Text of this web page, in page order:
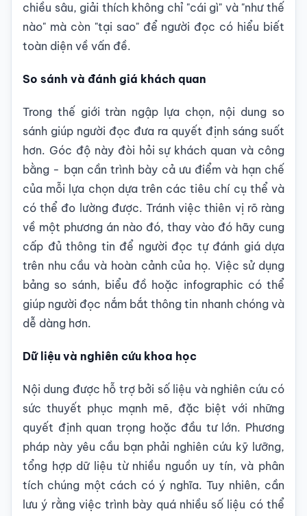
chiều sâu, giải thích không chỉ "cái gì" và "như thế
nào" mà còn "tại sao" để người đọc có hiểu biết
toàn diện về vấn đề.
So sánh và đánh giá khách quan
Trong thế giới tràn ngập lựa chọn, nội dung so
sánh giúp người đọc đưa ra quyết định sáng suốt
hơn. Góc độ này đòi hỏi sự khách quan và công
bằng - bạn cần trình bày cả ưu điểm và hạn chế
của mỗi lựa chọn dựa trên các tiêu chí cụ thể và
có thể đo lường được. Tránh việc thiên vị rõ ràng
về một phương án nào đó, thay vào đó hãy cung
cấp đủ thông tin để người đọc tự đánh giá dựa
trên nhu cầu và hoàn cảnh của họ. Việc sử dụng
bảng so sánh, biểu đồ hoặc infographic có thể
giúp người đọc nắm bắt thông tin nhanh chóng và
dễ dàng hơn.
Dữ liệu và nghiên cứu khoa học
Nội dung được hỗ trợ bởi số liệu và nghiên cứu có
sức thuyết phục mạnh mẽ, đặc biệt với những
quyết định quan trọng hoặc đầu tư lớn. Phương
pháp này yêu cầu bạn phải nghiên cứu kỹ lưỡng,
tổng hợp dữ liệu từ nhiều nguồn uy tín, và phân
tích chúng một cách có ý nghĩa. Tuy nhiên, cần
lưu ý rằng việc trình bày quá nhiều số liệu có thể